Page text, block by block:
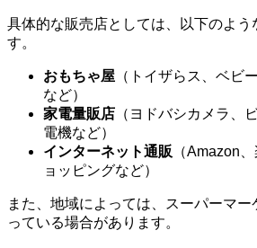
具体的な販売店としては、以下のよう
す。
おもちゃ屋 （トイザらス、ベビ
など）
家電量販店 （ヨドバシカメラ、
電機など）
インターネット通販 （Amazon
ョッピングなど）
また、地域によっては、スーパーマ
っている場合があります。